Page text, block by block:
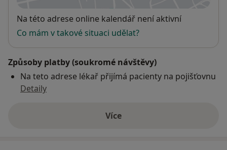
Dostupnost
Na této adrese online kalendář není aktivní
Co mám v takové situaci udělat?
Způsoby platby (soukromé návštěvy)
Na teto adrese lékař přijímá pacienty na pojišťovnu
Detaily
Víceo adrese